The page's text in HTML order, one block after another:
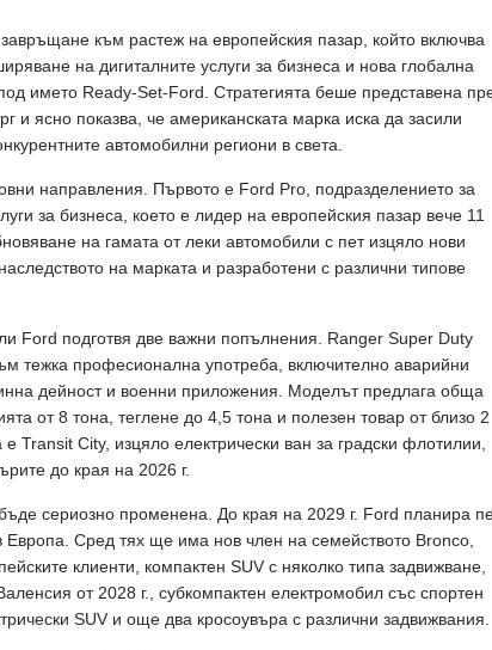
към растеж на европейския пазар, който включва
на дигиталните услуги за бизнеса и нова глобална
името Ready-Set-Ford. Стратегията беше представена
и ясно показва, че американската марка иска да засили
автомобилни региони в света.
направления. Първото е Ford Pro, подразделението за
за бизнеса, което е лидер на европейския пазар вече 11
на гамата от леки автомобили с пет изцяло нови
на марката и разработени с различни типове
Ford подготвя две важни попълнения. Ranger Super Duty
тежка професионална употреба, включително аварийни
дейност и военни приложения. Моделът предлага обща
от 8 тона, теглене до 4,5 тона и полезен товар от близо 2
Transit City, изцяло електрически ван за градски флотилии,
до края на 2026 г.
сериозно променена. До края на 2029 г. Ford планира
Сред тях ще има нов член на семейството Bronco,
клиенти, компактен SUV с няколко типа задвижване,
от 2028 г., субкомпактен електромобил със спортен
SUV и още два кросоувъра с различни задвижвания.